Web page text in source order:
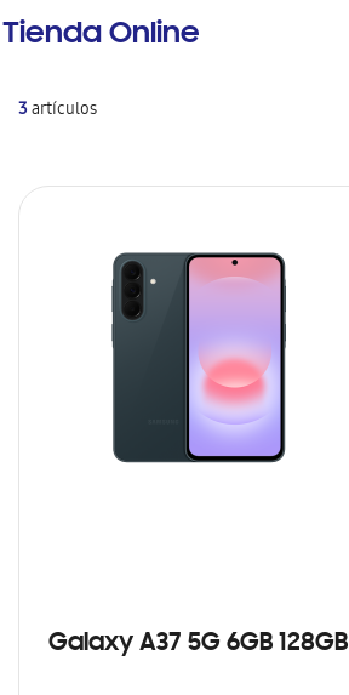
Tienda Online
3artículos
Galaxy A37 5G 6GB 128GB